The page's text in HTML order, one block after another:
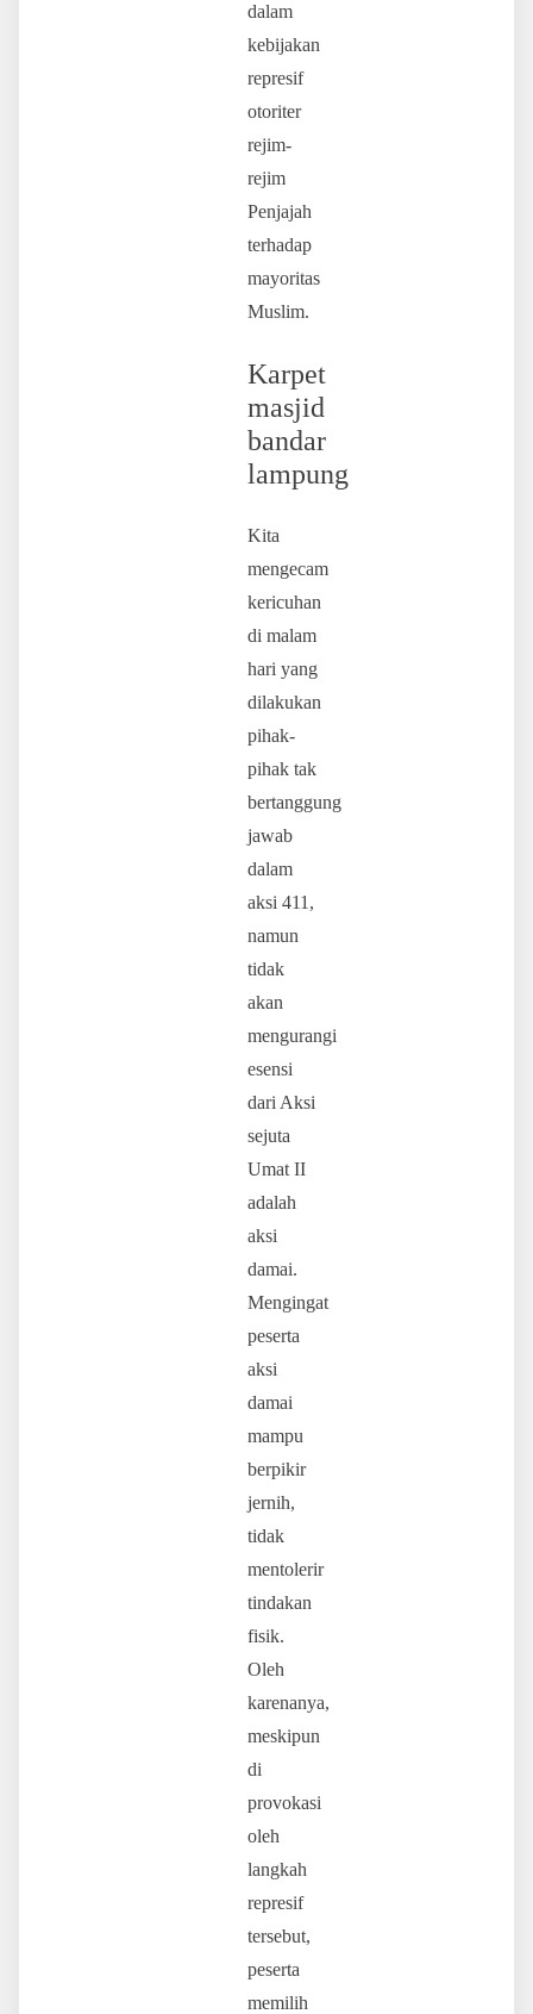
dalam
kebijakan
represif
otoriter
rejim-
rejim
Penjajah
terhadap
mayoritas
Muslim.
Karpet
masjid
bandar
lampung
Kita
mengecam
kericuhan
di malam
hari yang
dilakukan
pihak-
pihak tak
bertanggung
jawab
dalam
aksi 411,
namun
tidak
akan
mengurangi
esensi
dari Aksi
sejuta
Umat II
adalah
aksi
damai.
Mengingat
peserta
aksi
damai
mampu
berpikir
jernih,
tidak
mentolerir
tindakan
fisik.
Oleh
karenanya,
meskipun
di
provokasi
oleh
langkah
represif
tersebut,
peserta
memilih